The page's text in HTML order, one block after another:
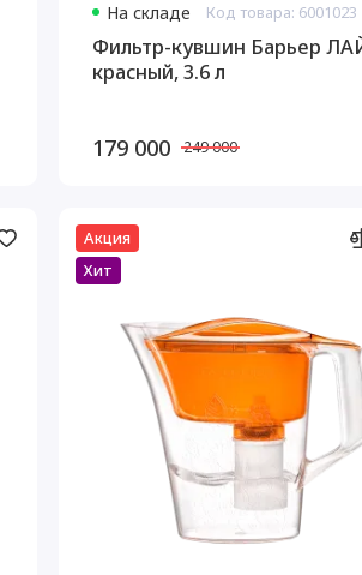
На складе Код товара: 6001023
Фильтр-кувшин Барьер
красный, 3.6 л
179 000 249 000
Акция
Хит